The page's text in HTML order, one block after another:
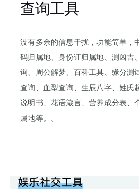
查询工具
没有多余的信息干扰，功能简单，
码归属地、身份证归属地、测凶吉
询、周公解梦、百科工具、缘分测
查询、血型查询、生辰八字、姓氏
说明书、花语箴言、营养成分表、
属地等。。